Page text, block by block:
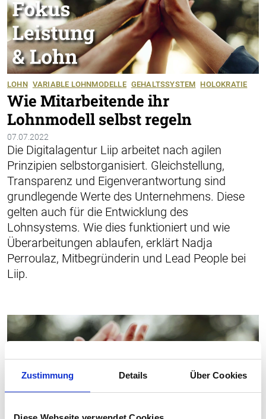
Zustimmung Details Über Cookies
LOHN VARIABLE LOHNMODELLE GEHALTSSYSTEM HOLOKRATIE
Wie Mitarbeitende ihr
Lohnmodell selbst regeln
07.07.2022
Die Digitalagentur Liip arbeitet nach agilen
Prinzipien selbstorganisiert. Gleichstellung,
Transparenz und Eigenverantwortung sind
grundlegende Werte des Unternehmens. Diese
gelten auch für die Entwicklung des
Lohnsystems. Wie dies funktioniert und wie
Überarbeitungen ablaufen, erklärt Nadja
Perroulaz, Mitbegründerin und Lead People bei
Liip.